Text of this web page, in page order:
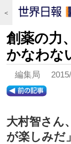
＜
創薬の力
かなわな
編集局
大村智さん
が楽しみだ」